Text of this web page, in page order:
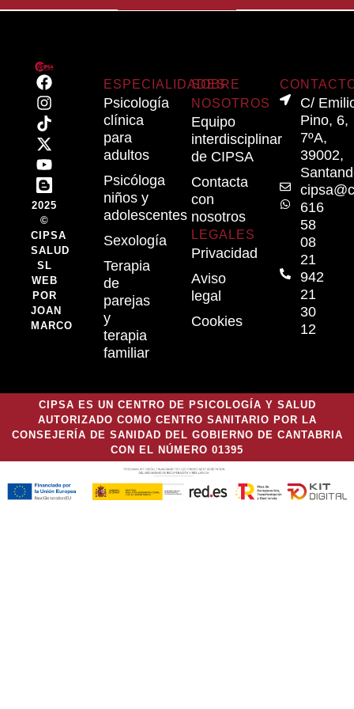
16.00-
posible
2025
©
CIPSA
SALUD
SL
WEB
POR
JOAN
MARCO
ESPECIALIDADES
Psicología
clínica
para
adultos
Psicóloga
niños y
adolescentes
Sexología
Terapia
de
parejas
y
terapia
familiar
SOBRE
NOSOTROS
Equipo
interdisciplinar
de CIPSA
Contacta
con
nosotros
LEGALES
Privacidad
Aviso
legal
Cookies
C/
Pino, 6,
7ºA,
39002,
616
58
08
21
942
21
30
12
CIPSA ES UN CENTRO DE PSICOLOGÍA Y SALUD
AUTORIZADO COMO CENTRO SANITARIO POR LA
CONSEJERÍA DE SANIDAD DEL GOBIERNO DE CANTABRIA
CON EL NÚMERO 01395